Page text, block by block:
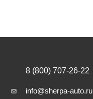
8 (800) 707-26-22
info@sherpa-auto.ru